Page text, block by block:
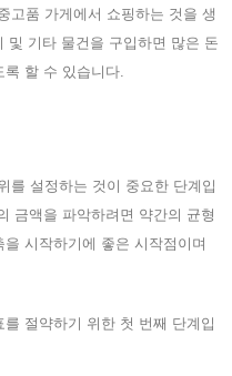
고품 가게에서 쇼핑하는 것을 생
및 기타 물건을 구입하면 많은 돈
할 수 있습니다.
를 설정하는 것이 중요한 단계입
금액을 파악하려면 약간의 균형
시작하기에 좋은 시작점이며
절약하기 위한 첫 번째 단계입